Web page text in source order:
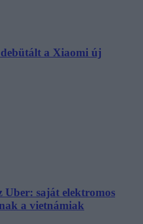
a Xiaomi új
saját elektromos
a vietnámiak